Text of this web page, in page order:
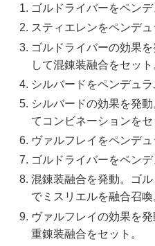
ゴルドライバーをペンデ
スティエレンをペンデュ
ゴルドライバーの効果
して混錬装融合をセット
シルバードをペンデュラ
シルバードの効果を発
てコンビネーションをセ
ヴァルフレイをペンデュ
ゴルドライバーをペンデ
混錬装融合を発動。ゴ
でミスリエルを融合召喚
ヴァルフレイの効果を
重錬装融合をセット。